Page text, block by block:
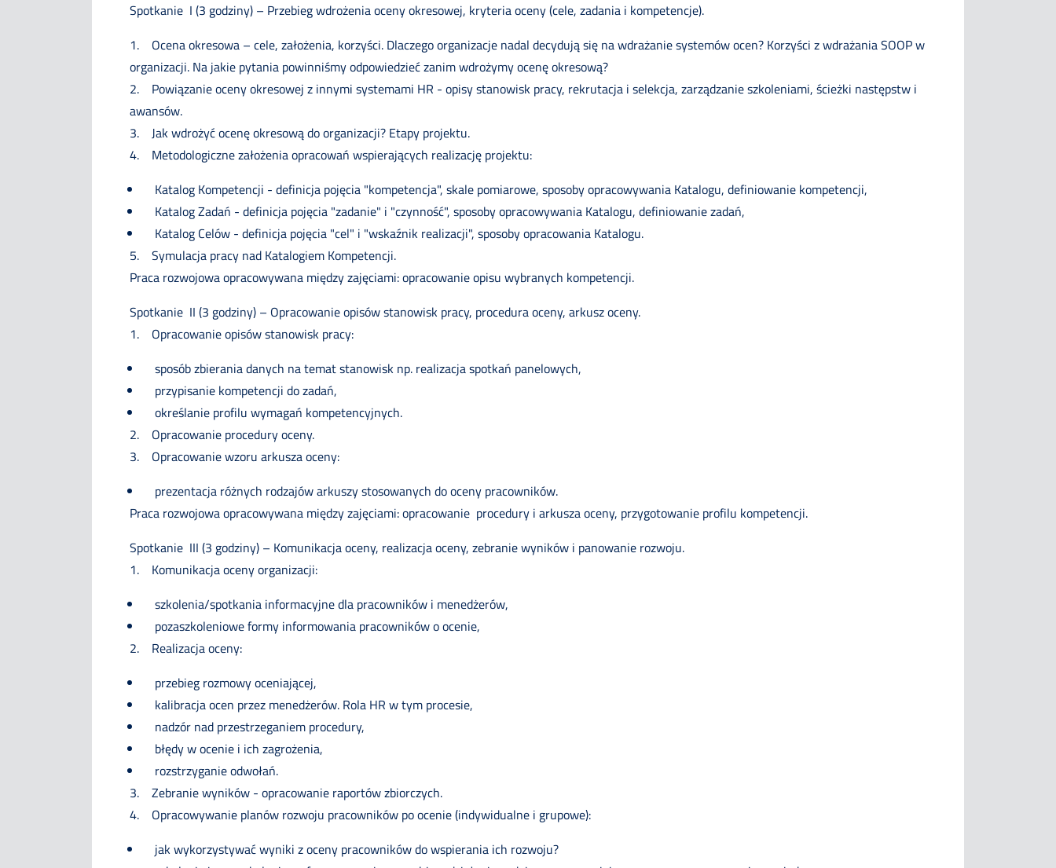
Spotkanie I (3 godziny) – Przebieg wdrożenia oceny okresowej, kryteria oceny (cele, zadania i kompetencje).
1. Ocena okresowa – cele, założenia, korzyści. Dlaczego organizacje nadal decydują się na wdrażanie systemów ocen? Korzyści z wdrażania SOOP w
organizacji. Na jakie pytania powinniśmy odpowiedzieć zanim wdrożymy ocenę okresową?
2. Powiązanie oceny okresowej z innymi systemami HR - opisy stanowisk pracy, rekrutacja i selekcja, zarządzanie szkoleniami, ścieżki następstw i
awansów.
3. Jak wdrożyć ocenę okresową do organizacji? Etapy projektu.
4. Metodologiczne założenia opracowań wspierających realizację projektu:
Katalog Kompetencji - definicja pojęcia "kompetencja", skale pomiarowe, sposoby opracowywania Katalogu, definiowanie kompetencji,
Katalog Zadań - definicja pojęcia "zadanie" i "czynność", sposoby opracowywania Katalogu, definiowanie zadań,
Katalog Celów - definicja pojęcia "cel" i "wskaźnik realizacji", sposoby opracowania Katalogu.
5. Symulacja pracy nad Katalogiem Kompetencji.
Praca rozwojowa opracowywana między zajęciami: opracowanie opisu wybranych kompetencji.
Spotkanie II (3 godziny) – Opracowanie opisów stanowisk pracy, procedura oceny, arkusz oceny.
1. Opracowanie opisów stanowisk pracy:
sposób zbierania danych na temat stanowisk np. realizacja spotkań panelowych,
przypisanie kompetencji do zadań,
określanie profilu wymagań kompetencyjnych.
2. Opracowanie procedury oceny.
3. Opracowanie wzoru arkusza oceny:
prezentacja różnych rodzajów arkuszy stosowanych do oceny pracowników.
Praca rozwojowa opracowywana między zajęciami: opracowanie procedury i arkusza oceny, przygotowanie profilu kompetencji.
Spotkanie III (3 godziny) – Komunikacja oceny, realizacja oceny, zebranie wyników i panowanie rozwoju.
1. Komunikacja oceny organizacji:
szkolenia/spotkania informacyjne dla pracowników i menedżerów,
pozaszkoleniowe formy informowania pracowników o ocenie,
2. Realizacja oceny:
przebieg rozmowy oceniającej,
kalibracja ocen przez menedżerów. Rola HR w tym procesie,
nadzór nad przestrzeganiem procedury,
błędy w ocenie i ich zagrożenia,
rozstrzyganie odwołań.
3. Zebranie wyników - opracowanie raportów zbiorczych.
4. Opracowywanie planów rozwoju pracowników po ocenie (indywidualne i grupowe):
jak wykorzystywać wyniki z oceny pracowników do wspierania ich rozwoju?